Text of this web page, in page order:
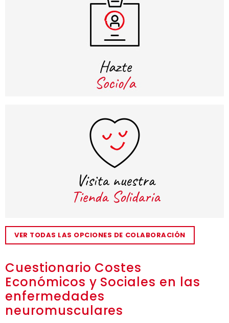
Cuestionario Costes
Económicos y Sociales en las
enfermedades
neuromusculares
VER TODAS LAS OPCIONES DE COLABORACIÓN